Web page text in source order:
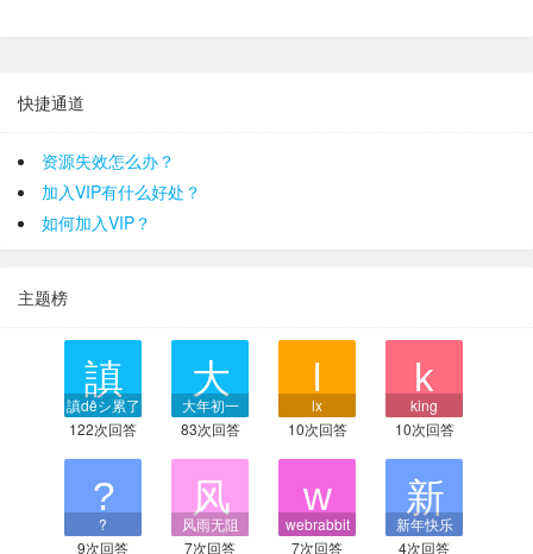
快捷通道
资源失效怎么办？
加入VIP有什么好处？
如何加入VIP？
主题榜
謓dêシ累了
122次回答
大年初一
83次回答
lx
10次回答
king
10次回答
?
9次回答
风雨无阻
7次回答
webrabbit
7次回答
新年快乐
4次回答